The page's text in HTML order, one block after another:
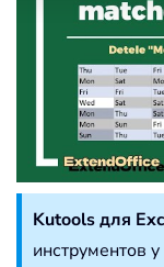
Kutools для
инструментов